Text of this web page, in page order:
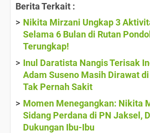
Berita Terkait :
Nikita Mirzani Ungkap 3
Selama 6 Bulan di Rutan
Terungkap!
Inul Daratista Nangis Terisak
Adam Suseno Masih Dirawat di
Tak Pernah Sakit
Momen Menegangkan: Nikita
Sidang Perdana di PN Jaksel,
Dukungan Ibu-Ibu